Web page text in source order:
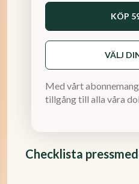
Checklista
KÖP
VÄLJ
Med vårt
tillgång till alla våra